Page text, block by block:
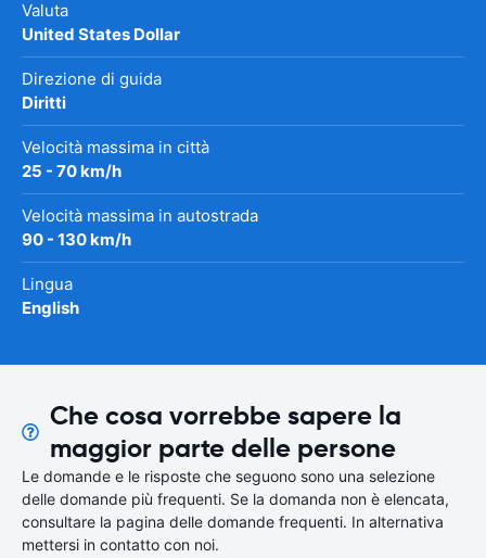
Valuta
United States Dollar
Direzione di guida
Diritti
Velocità massima in città
25 - 70 km/h
Velocità massima in autostrada
90 - 130 km/h
Lingua
English
Che cosa vorrebbe sapere la
maggior parte delle persone
Le domande e le risposte che seguono sono una selezione
delle domande più frequenti. Se la domanda non è elencata,
consultare la pagina delle domande frequenti. In alternativa
mettersi in contatto con noi.